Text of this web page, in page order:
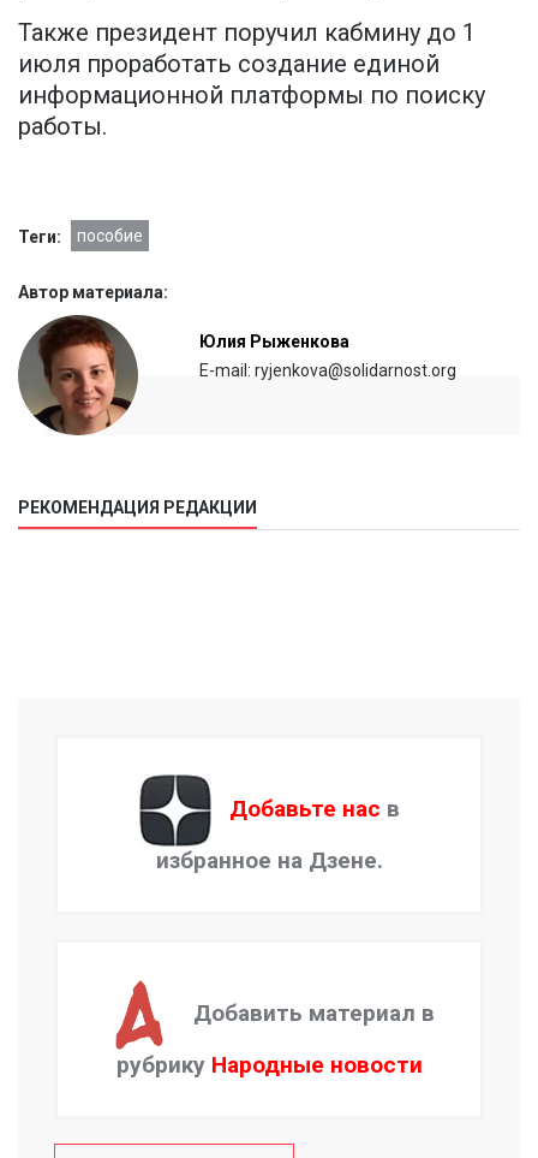
Также президент поручил кабмину до 1
июля проработать создание единой
информационной платформы по поиску
работы.
Теги: пособие
Автор материала:
Юлия Рыженкова
E-mail: ryjenkova@solidarnost.org
РЕКОМЕНДАЦИЯ РЕДАКЦИИ
гражданам РФ
12:21 09 июня 2020
В Госдуме предложили платить россиянам по
150 рублей в час
Добавьте нас в
избранное на Дзене.
Добавить материал в
рубрику Народные новости